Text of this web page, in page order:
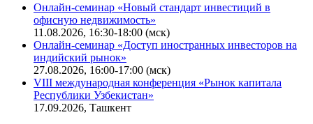
Онлайн-семинар «Новый стандарт инвестиций в
офисную недвижимость»
11.08.2026, 16:30-18:00 (мск)
Онлайн-семинар «Доступ иностранных инвесторов на
индийский рынок»
27.08.2026, 16:00-17:00 (мск)
VIII международная конференция «Рынок капитала
Республики Узбекистан»
17.09.2026, Ташкент